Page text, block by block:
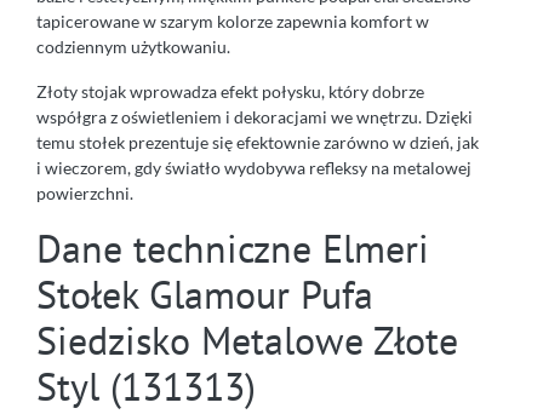
tapicerowane w szarym kolorze zapewnia komfort w
codziennym użytkowaniu.
Złoty stojak wprowadza efekt połysku, który dobrze
współgra z oświetleniem i dekoracjami we wnętrzu. Dzięki
temu stołek prezentuje się efektownie zarówno w dzień, jak
i wieczorem, gdy światło wydobywa refleksy na metalowej
powierzchni.
Dane techniczne Elmeri
Stołek Glamour Pufa
Siedzisko Metalowe Złote
Styl (131313)